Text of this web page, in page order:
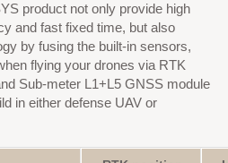
product not only provide high
and fast fixed time, but also
by fusing the built-in sensors,
flying your drones via RTK
Sub-meter L1+L5 GNSS module
in either defense UAV or